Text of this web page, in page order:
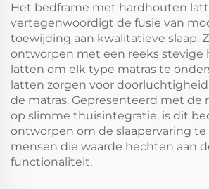
Het bedframe met hardhouten
vertegenwoordigt de fusie van
toewijding aan kwalitatieve slaap.
ontworpen met een reeks stevige
latten om elk type matras te
latten zorgen voor
de matras. Gepresenteerd met de
op slimme thuisintegratie, is dit
ontworpen om de slaapervaring
mensen die waarde hechten aan
functionaliteit.